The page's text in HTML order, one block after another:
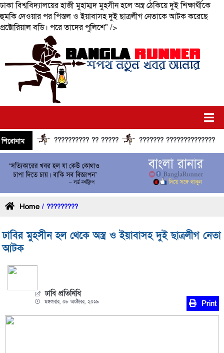
ঢাকা বিশ্ববিদ্যালয়ের হাজী মুহাম্মদ মুহসীন হলে অস্ত্র ঠেকিয়ে দুই শিক্ষার্থীকে
হুমকি দেওয়ার পর পিস্তল ও ইয়াবাসহ দুই ছাত্রলীগ নেতাকে আটক করেছে
প্রক্টোরিয়াল বডি। পরে তাদের পুলিশে" />
শিরোনাম ?????????? ?? ????? ??????? ??????????????
Home / ?????????
ঢাবির মুহসীন হল থেকে অস্ত্র ও ইয়াবাসহ দুই ছাত্রলীগ নেতা
আটক
ঢাবি প্রতিনিধি
মঙ্গলবার, ০৮ অক্টোবর, ২০১৯ Print